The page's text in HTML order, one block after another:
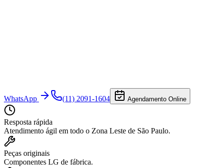
WhatsApp (11) 2091-1604 Agendamento Online
Resposta rápida
Atendimento ágil em todo o Zona Leste de São Paulo.
Peças originais
Componentes LG de fábrica.